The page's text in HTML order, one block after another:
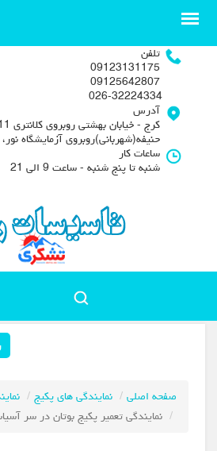
تلفن
09123131175
09125642807
آدرس
حنیفه(شهربانی)روبروی آزمایشگاه
ساعات کار
شنبه تا پنج شنبه - ساعت 9 الی 21
صفحه اصلی نمایندگی های پکیج
نمایندگی تعمیر پکیج بوتان در سر